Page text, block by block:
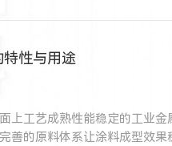
性与用途
上工艺成熟性能稳定的工业
善的原料体系让涂料成型效